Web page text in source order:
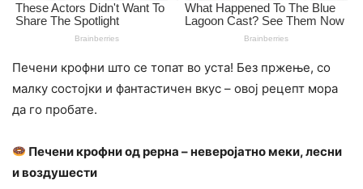
Печени крофни што се топат во уста! Без пржење, со
малку состојки и фантастичен вкус – овој рецепт мора
да го пробате.
Печени крофни од рерна – неверојатно меки, лесни
и воздушести